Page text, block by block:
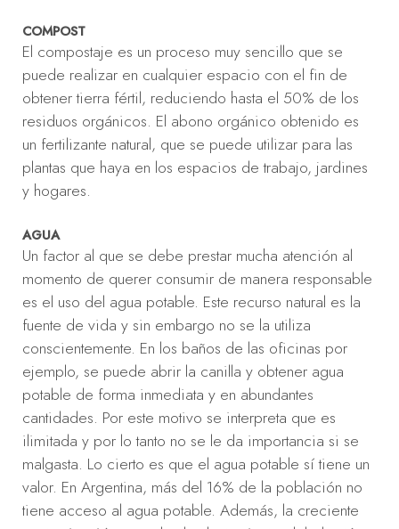
COMPOST
El compostaje es un proceso muy sencillo que se
puede realizar en cualquier espacio con el fin de
obtener tierra fértil, reduciendo hasta el 50% de los
residuos orgánicos. El abono orgánico obtenido es
un fertilizante natural, que se puede utilizar para las
plantas que haya en los espacios de trabajo, jardines
y hogares.
AGUA
Un factor al que se debe prestar mucha atención al
momento de querer consumir de manera responsable
es el uso del agua potable. Este recurso natural es la
fuente de vida y sin embargo no se la utiliza
conscientemente. En los baños de las oficinas por
ejemplo, se puede abrir la canilla y obtener agua
potable de forma inmediata y en abundantes
cantidades. Por este motivo se interpreta que es
ilimitada y por lo tanto no se le da importancia si se
malgasta. Lo cierto es que el agua potable sí tiene un
valor. En Argentina, más del 16% de la población no
tiene acceso al agua potable. Además, la creciente